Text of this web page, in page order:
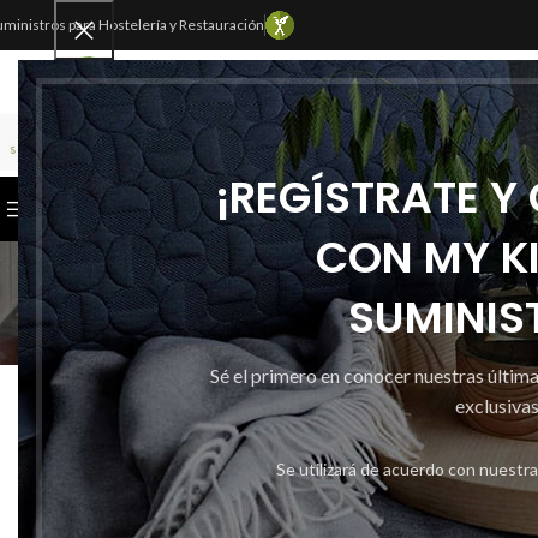
¡REGÍSTRATE
CON MY
Sé el primero en conocer nuestras
Se utilizará de acuerdo con nuestra
para Hostelería y Restauración
SELECCIONAR CATEGORÍA
CATEGORÍAS INICIOTIENDACONTACTAR
Inicio
CAJA DE 1000
Publicado por
Activado 14